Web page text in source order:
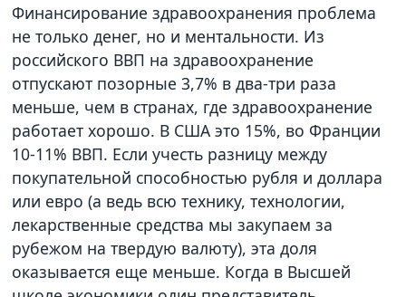
Финансирование здравоохранения проблема
не только денег, но и ментальности. Из
российского ВВП на здравоохранение
отпускают позорные 3,7% в два-три раза
меньше, чем в странах, где здравоохранение
работает хорошо. В США это 15%, во Франции
10-11% ВВП. Если учесть разницу между
покупательной способностью рубля и доллара
или евро (а ведь всю технику, технологии,
лекарственные средства мы закупаем за
рубежом на твердую валюту), эта доля
оказывается еще меньше. Когда в Высшей